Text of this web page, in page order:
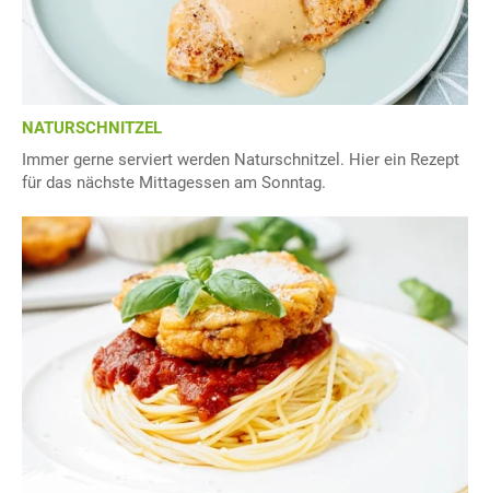
NATURSCHNITZEL
Immer gerne serviert werden Naturschnitzel. Hier ein Rezept
für das nächste Mittagessen am Sonntag.